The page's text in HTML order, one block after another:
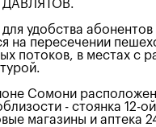
ДАВЛЯТОВ.
удобства
на пересечении
потоков, в местах с
Сомони
- стоянка 12-
магазины и аптека